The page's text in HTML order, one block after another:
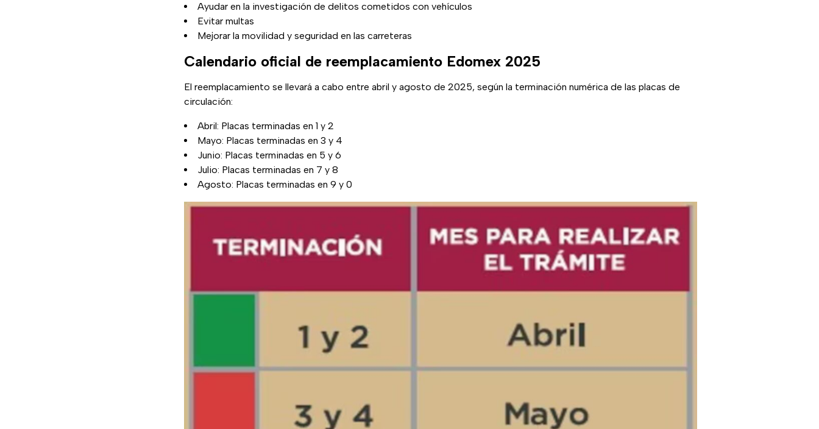
Ayudar en la investigación de delitos cometidos con vehículos
Evitar multas
Mejorar la movilidad y seguridad en las carreteras
Calendario oficial de reemplacamiento Edomex 2025
El reemplacamiento se llevará a cabo entre abril y agosto de 2025, según la terminación numérica de las placas de
circulación:
Abril: Placas terminadas en 1 y 2
Mayo: Placas terminadas en 3 y 4
Junio: Placas terminadas en 5 y 6
Julio: Placas terminadas en 7 y 8
Agosto: Placas terminadas en 9 y 0